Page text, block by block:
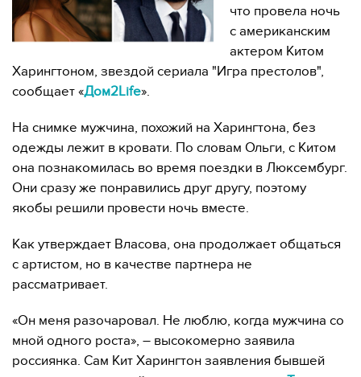
что провела ночь
с американским
актером Китом
Харингтоном, звездой сериала "Игра престолов",
сообщает «Дом2Life».
На снимке мужчина, похожий на Харингтона, без
одежды лежит в кровати. По словам Ольги, с Китом
она познакомилась во время поездки в Люксембург.
Они сразу же понравились друг другу, поэтому
якобы решили провести ночь вместе.
Как утверждает Власова, она продолжает общаться
с артистом, но в качестве партнера не
рассматривает.
«Он меня разочаровал. Не люблю, когда мужчина со
мной одного роста», – высокомерно заявила
россиянка. Сам Кит Харингтон заявления бывшей